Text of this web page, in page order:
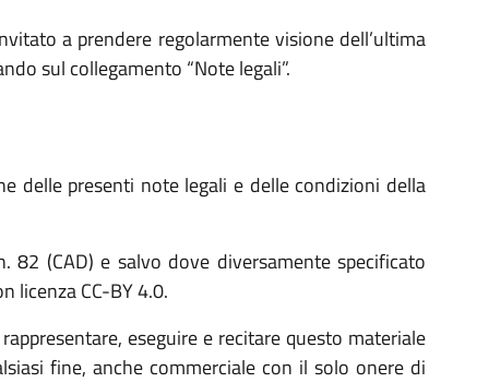
a prendere regolarmente visione dell’ultima
sul collegamento “Note legali”.
delle presenti note legali e delle condizioni della
(CAD) e salvo dove diversamente specificato
licenza CC-BY 4.0.
eseguire e recitare questo materiale
fine, anche commerciale con il solo onere di